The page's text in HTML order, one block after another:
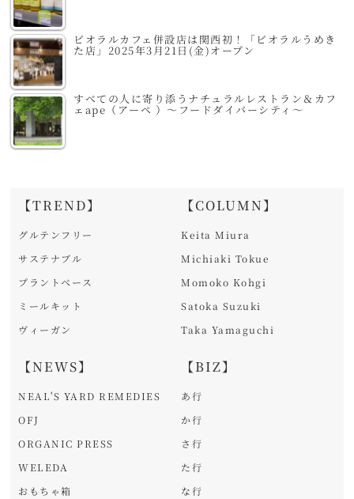
ビオラルカフェ併設店は関西初！「ビオラルうめき
た店」2025年3月21日(金)オープン
すべての人に寄り添うナチュラルレストラン＆カフ
ェape（アーペ ）～フードダイバーシティ～
【TREND】
グルテンフリー
サステナブル
プラントベース
ミールキット
ヴィーガン
【NEWS】
NEAL'S YARD REMEDIES
OFJ
ORGANIC PRESS
WELEDA
おもちゃ箱
【COLUMN】
Keita Miura
Michiaki Tokue
Momoko Kohgi
Satoka Suzuki
Taka Yamaguchi
【BIZ】
あ行
か行
さ行
た行
な行